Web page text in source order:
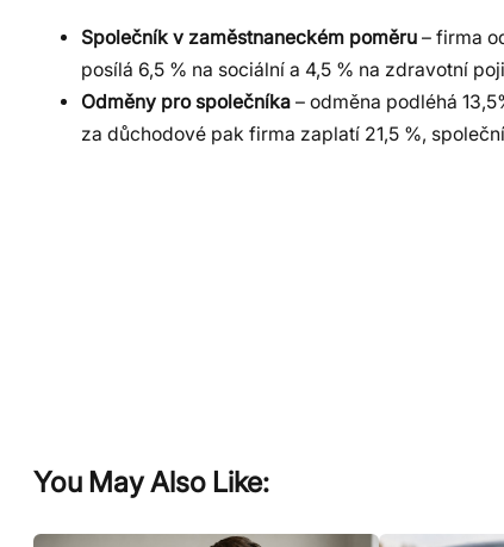
Společník v zaměstnaneckém poměru – firma
posílá 6,5 % na sociální a 4,5 % na zdravotní
Odměny pro společníka – odměna podléhá
za důchodové pak firma zaplatí 21,5 %,
You May Also Like: